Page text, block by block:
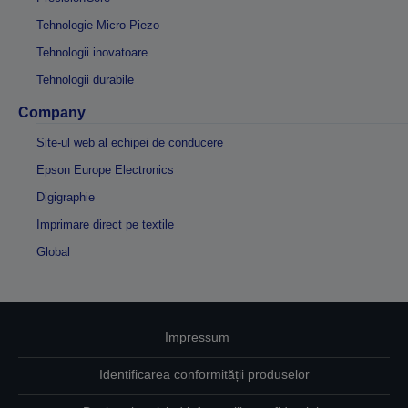
Tehnologie Micro Piezo
Tehnologii inovatoare
Tehnologii durabile
Company
Site-ul web al echipei de conducere
Epson Europe Electronics
Digigraphie
Imprimare direct pe textile
Global
Impressum
Identificarea conformității produselor